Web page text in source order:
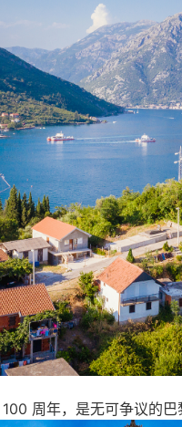
周年，是无可争议的巴